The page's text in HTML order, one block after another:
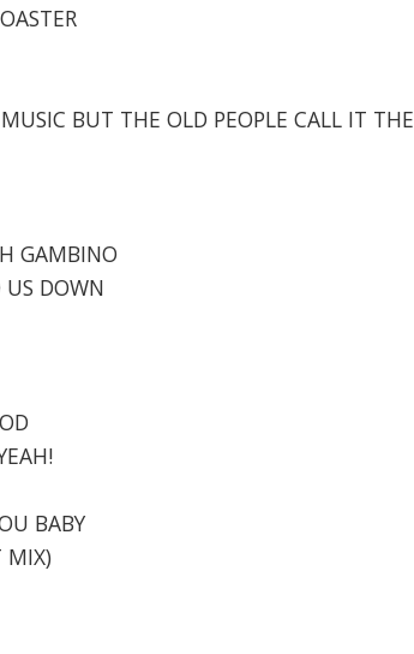
BUT THE OLD PEOPLE CALL IT THE
GAMBINO
DOWN
BABY
MIX)